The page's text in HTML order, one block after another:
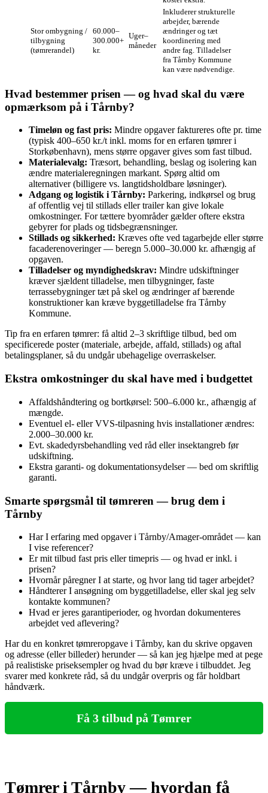
Stor ombygning /
tilbygning
(tømrerandel)
60.000–
300.000+
kr.
Uger–
måneder
Inkluderer strukturelle
arbejder, bærende
ændringer og tæt
koordinering med
andre fag. Tilladelser
fra Tårnby Kommune
kan være nødvendige.
Hvad bestemmer prisen — og hvad skal du være
opmærksom på i Tårnby?
Timeløn og fast pris: Mindre opgaver faktureres ofte pr. time
(typisk 400–650 kr./t inkl. moms for en erfaren tømrer i
Storkøbenhavn), mens større opgaver gives som fast tilbud.
Materialevalg: Træsort, behandling, beslag og isolering kan
ændre materialeregningen markant. Spørg altid om
alternativer (billigere vs. langtidsholdbare løsninger).
Adgang og logistik i Tårnby: Parkering, indkørsel og brug
af offentlig vej til stillads eller trailer kan give lokale
omkostninger. For tættere byområder gælder oftere ekstra
gebyrer for plads og tidsbegrænsninger.
Stillads og sikkerhed: Kræves ofte ved tagarbejde eller større
facaderenoveringer — beregn 5.000–30.000 kr. afhængig af
opgaven.
Tilladelser og myndighedskrav: Mindre udskiftninger
kræver sjældent tilladelse, men tilbygninger, faste
terrassebygninger tæt på skel og ændringer af bærende
konstruktioner kan kræve byggetilladelse fra Tårnby
Kommune.
Tip fra en erfaren tømrer: få altid 2–3 skriftlige tilbud, bed om
specificerede poster (materiale, arbejde, affald, stillads) og aftal
betalingsplaner, så du undgår ubehagelige overraskelser.
Ekstra omkostninger du skal have med i budgettet
Affaldshåndtering og bortkørsel: 500–6.000 kr., afhængig af
mængde.
Eventuel el- eller VVS‑tilpasning hvis installationer ændres:
2.000–30.000 kr.
Evt. skadedyrsbehandling ved råd eller insektangreb før
udskiftning.
Ekstra garanti- og dokumentationsydelser — bed om skriftlig
garanti.
Smarte spørgsmål til tømreren — brug dem i
Tårnby
Har I erfaring med opgaver i Tårnby/Amager-området — kan
I vise referencer?
Er mit tilbud fast pris eller timepris — og hvad er inkl. i
prisen?
Hvornår påregner I at starte, og hvor lang tid tager arbejdet?
Håndterer I ansøgning om byggetilladelse, eller skal jeg selv
kontakte kommunen?
Hvad er jeres garantiperioder, og hvordan dokumenteres
arbejdet ved aflevering?
Har du en konkret tømreropgave i Tårnby, kan du skrive opgaven
og adresse (eller billeder) herunder — så kan jeg hjælpe med at pege
på realistiske priseksempler og hvad du bør kræve i tilbuddet. Jeg
svarer med konkrete råd, så du undgår overpris og får holdbart
håndværk.
Få 3 tilbud på Tømrer
Tømrer i Tårnby — hvordan få